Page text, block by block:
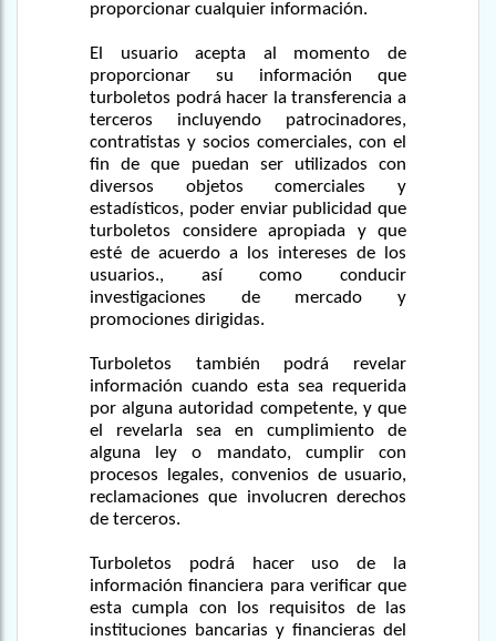
proporcionar cualquier información.
El usuario acepta al momento de
proporcionar su información que
turboletos podrá hacer la transferencia a
terceros incluyendo patrocinadores,
contratistas y socios comerciales, con el
fin de que puedan ser utilizados con
diversos objetos comerciales y
estadísticos, poder enviar publicidad que
turboletos considere apropiada y que
esté de acuerdo a los intereses de los
usuarios., así como conducir
investigaciones de mercado y
promociones dirigidas.
Turboletos también podrá revelar
información cuando esta sea requerida
por alguna autoridad competente, y que
el revelarla sea en cumplimiento de
alguna ley o mandato, cumplir con
procesos legales, convenios de usuario,
reclamaciones que involucren derechos
de terceros.
Turboletos podrá hacer uso de la
información financiera para verificar que
esta cumpla con los requisitos de las
instituciones bancarias y financieras del